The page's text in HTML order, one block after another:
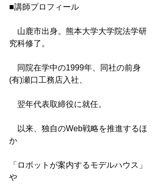
■講師プロフィール
山鹿市出身。熊本大学大学院法学研
究科修了。
同院在学中の1999年、同社の前身
(有)瀬口工務店入社、
翌年代表取締役に就任。
以来、独自のWeb戦略を推進するほ
か
「ロボットが案内するモデルハウス」
や